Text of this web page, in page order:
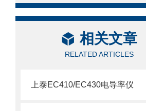
相关文章
RELATED ARTICLES
上泰EC410/EC430电导率仪